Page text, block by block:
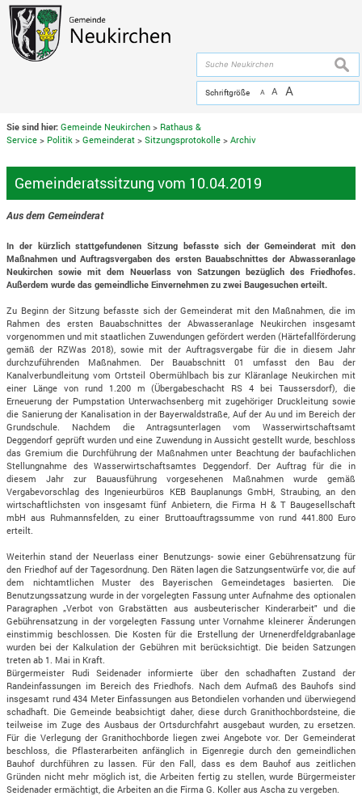
Zum Inhalt,zur Navigation
Schriftgröße A A A
Sie sind hier: Gemeinde Neukirchen > Rathaus &
Service > Politik >Gemeinderat >Sitzungsprotokolle >Archiv
Gemeinderatssitzung vom 10.04.2019
Aus dem Gemeinderat
In der kürzlich stattgefundenen Sitzung befasste sich der Gemeinderat mit den
Maßnahmen und Auftragsvergaben des ersten Bauabschnittes der Abwasseranlage
Neukirchen sowie mit dem Neuerlass von Satzungen bezüglich des Friedhofes.
Außerdem wurde das gemeindliche Einvernehmen zu zwei Baugesuchen erteilt.
Zu Beginn der Sitzung befasste sich der Gemeinderat mit den Maßnahmen, die im
Rahmen des ersten Bauabschnittes der Abwasseranlage Neukirchen insgesamt
vorgenommen und mit staatlichen Zuwendungen gefördert werden (Härtefallförderung
gemäß der RZWas 2018), sowie mit der Auftragsvergabe für die in diesem Jahr
durchzuführenden Maßnahmen. Der Bauabschnitt 01 umfasst den Bau der
Kanalverbundleitung vom Ortsteil Obermühlbach bis zur Kläranlage Neukirchen mit
einer Länge von rund 1.200 m (Übergabeschacht RS 4 bei Taussersdorf), die
Erneuerung der Pumpstation Unterwachsenberg mit zugehöriger Druckleitung sowie
die Sanierung der Kanalisation in der Bayerwaldstraße, Auf der Au und im Bereich der
Grundschule. Nachdem die Antragsunterlagen vom Wasserwirtschaftsamt
Deggendorf geprüft wurden und eine Zuwendung in Aussicht gestellt wurde, beschloss
das Gremium die Durchführung der Maßnahmen unter Beachtung der baufachlichen
Stellungnahme des Wasserwirtschaftsamtes Deggendorf. Der Auftrag für die in
diesem Jahr zur Bauausführung vorgesehenen Maßnahmen wurde gemäß
Vergabevorschlag des Ingenieurbüros KEB Bauplanungs GmbH, Straubing, an den
wirtschaftlichsten von insgesamt fünf Anbietern, die Firma H & T Baugesellschaft
mbH aus Ruhmannsfelden, zu einer Bruttoauftragssumme von rund 441.800 Euro
erteilt.
Weiterhin stand der Neuerlass einer Benutzungs- sowie einer Gebührensatzung für
den Friedhof auf der Tagesordnung. Den Räten lagen die Satzungsentwürfe vor, die auf
dem nichtamtlichen Muster des Bayerischen Gemeindetages basierten. Die
Benutzungssatzung wurde in der vorgelegten Fassung unter Aufnahme des optionalen
Paragraphen „Verbot von Grabstätten aus ausbeuterischer Kinderarbeit" und die
Gebührensatzung in der vorgelegten Fassung unter Vornahme kleinerer Änderungen
einstimmig beschlossen. Die Kosten für die Erstellung der Urnenerdfeldgrabanlage
wurden bei der Kalkulation der Gebühren mit berücksichtigt. Die beiden Satzungen
treten ab 1. Mai in Kraft.
Bürgermeister Rudi Seidenader informierte über den schadhaften Zustand der
Randeinfassungen im Bereich des Friedhofs. Nach dem Aufmaß des Bauhofs sind
insgesamt rund 434 Meter Einfassungen aus Betondielen vorhanden und überwiegend
schadhaft. Die Gemeinde beabsichtigt daher, diese durch Granithochbordsteine, die
teilweise im Zuge des Ausbaus der Ortsdurchfahrt ausgebaut wurden, zu ersetzen.
Für die Verlegung der Granithochborde liegen zwei Angebote vor. Der Gemeinderat
beschloss, die Pflasterarbeiten anfänglich in Eigenregie durch den gemeindlichen
Bauhof durchführen zu lassen. Für den Fall, dass es dem Bauhof aus zeitlichen
Gründen nicht mehr möglich ist, die Arbeiten fertig zu stellen, wurde Bürgermeister
Seidenader ermächtigt, die Arbeiten an die Firma G. Koller aus Ascha zu vergeben.